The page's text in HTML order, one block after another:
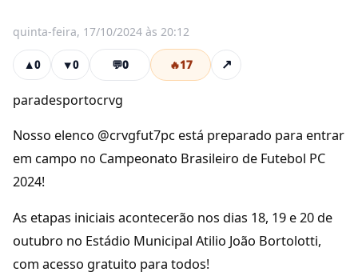
quinta-feira, 17/10/2024 às 20:12
▲0 ▼0 💬0 🔥17 ↗
paradesportocrvg
Nosso elenco @crvgfut7pc está preparado para entrar
em campo no Campeonato Brasileiro de Futebol PC
2024!
As etapas iniciais acontecerão nos dias 18, 19 e 20 de
outubro no Estádio Municipal Atilio João Bortolotti,
com acesso gratuito para todos!